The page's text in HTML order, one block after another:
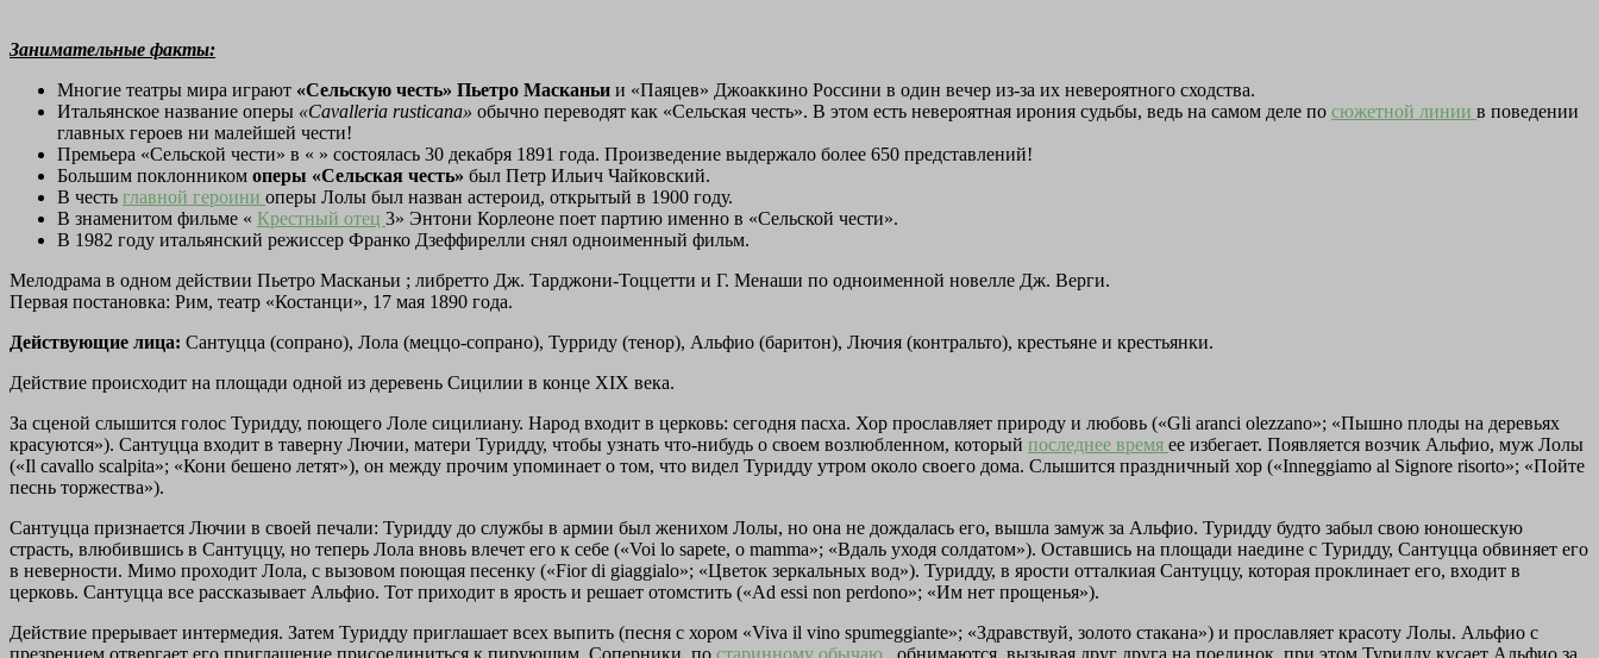
Занимательные факты:
Многие театры мира играют «Сельскую честь» Пьетро Масканьи и «Паяцев» Джоаккино Россини в один вечер из-за их невероятного сходства.
Итальянское название оперы «Cavalleria rusticana» обычно переводят как «Сельская честь». В этом есть невероятная ирония судьбы, ведь на самом деле по сюжетной линии в поведении
главных героев ни малейшей чести!
Премьера «Сельской чести» в « » состоялась 30 декабря 1891 года. Произведение выдержало более 650 представлений!
Большим поклонником оперы «Сельская честь» был Петр Ильич Чайковский.
В честь главной героини оперы Лолы был назван астероид, открытый в 1900 году.
В знаменитом фильме « Крестный отец 3» Энтони Корлеоне поет партию именно в «Сельской чести».
В 1982 году итальянский режиссер Франко Дзеффирелли снял одноименный фильм.
Мелодрама в одном действии Пьетро Масканьи ; либретто Дж. Тарджони-Тоццетти и Г. Менаши по одноименной новелле Дж. Верги.
Первая постановка: Рим, театр «Костанци», 17 мая 1890 года.
Действующие лица: Сантуцца (сопрано), Лола (меццо-сопрано), Турриду (тенор), Альфио (баритон), Лючия (контральто), крестьяне и крестьянки.
Действие происходит на площади одной из деревень Сицилии в конце XIX века.
За сценой слышится голос Туридду, поющего Лоле сицилиану. Народ входит в церковь: сегодня пасха. Хор прославляет природу и любовь («Gli aranci olezzano»; «Пышно плоды на деревьях
красуются»). Сантуцца входит в таверну Лючии, матери Туридду, чтобы узнать что-нибудь о своем возлюбленном, который последнее время ее избегает. Появляется возчик Альфио, муж Лолы
(«Il cavallo scalpita»; «Кони бешено летят»), он между прочим упоминает о том, что видел Туридду утром около своего дома. Слышится праздничный хор («Inneggiamo al Signore risorto»; «Пойте
песнь торжества»).
Сантуцца признается Лючии в своей печали: Туридду до службы в армии был женихом Лолы, но она не дождалась его, вышла замуж за Альфио. Туридду будто забыл свою юношескую
страсть, влюбившись в Сантуццу, но теперь Лола вновь влечет его к себе («Voi lo sapete, o mamma»; «Вдаль уходя солдатом»). Оставшись на площади наедине с Туридду, Сантуцца обвиняет его
в неверности. Мимо проходит Лола, с вызовом поющая песенку («Fior di giaggialo»; «Цветок зеркальных вод»). Туридду, в ярости отталкиая Сантуццу, которая проклинает его, входит в
церковь. Сантуцца все рассказывает Альфио. Тот приходит в ярость и решает отомстить («Ad essi non perdono»; «Им нет прощенья»).
Действие прерывает интермедия. Затем Туридду приглашает всех выпить (песня с хором «Viva il vino spumeggiante»; «Здравствуй, золото стакана») и прославляет красоту Лолы. Альфио с
презрением отвергает его приглашение присоединиться к пирующим. Соперники, по старинному обычаю , обнимаются, вызывая друг друга на поединок, при этом Туридду кусает Альфио за